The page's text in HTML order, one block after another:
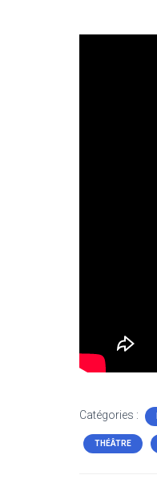
Catégories :
THÉÂTRE